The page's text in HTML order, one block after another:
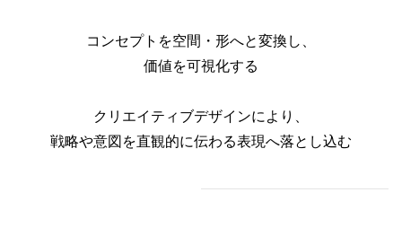
コンセプトを空間・形へと変換し、
価値を可視化する
クリエイティブデザインにより、
戦略や意図を直観的に伝わる表現へ落とし込む